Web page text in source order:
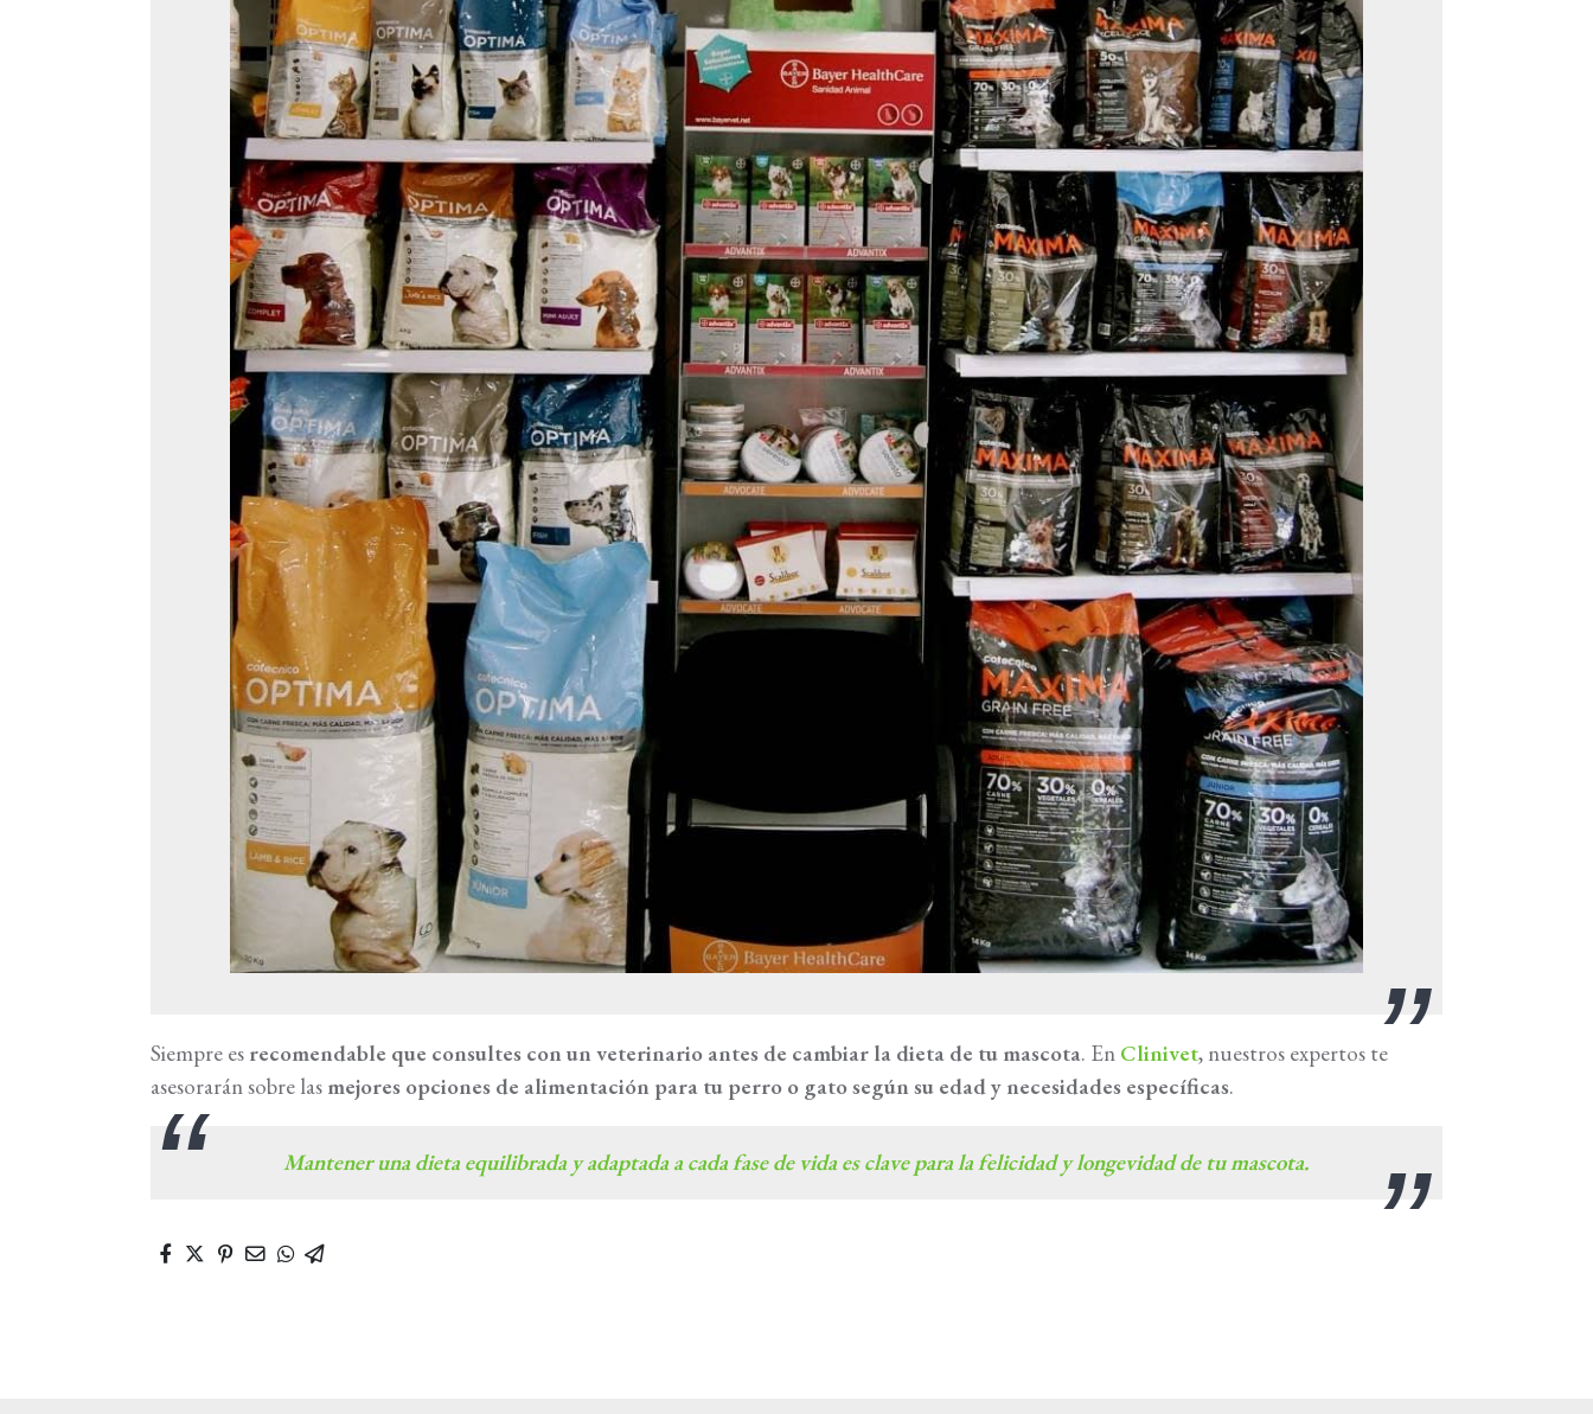
Siempre es recomendable que consultes con un veterinario antes de cambiar la dieta de tu mascota. En Clinivet, nuestros expertos te
asesorarán sobre las mejores opciones de alimentación para tu perro o gato según su edad y necesidades específicas.
Mantener una dieta equilibrada y adaptada a cada fase de vida es clave para la felicidad y longevidad de tu mascota.